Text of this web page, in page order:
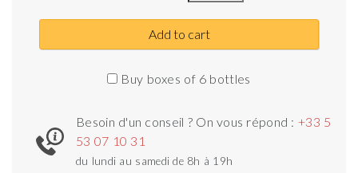
Add to cart
Buy boxes of 6 bottles
Besoin d'un conseil ? On vous répond : +33 5
53 07 10 31
du lundi au samedi de 8h à 19h